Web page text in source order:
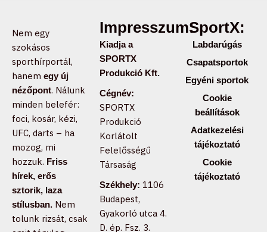
Nem egy
szokásos
sporthírportál,
hanem egy új
nézőpont. Nálunk
minden belefér:
foci, kosár, kézi,
UFC, darts – ha
mozog, mi
hozzuk. Friss
hírek, erős
sztorik, laza
stílusban. Nem
tolunk rizsát, csak
Impresszum:
Kiadja a
SPORTX
Produkció Kft.
Cégnév:
SPORTX
Produkció
Korlátolt
Felelősségű
Társaság
Székhely: 1106
Budapest,
Gyakorló utca 4.
D. ép. Fsz. 3.
SportX:
Labdarúgás
Csapatsportok
Egyéni sportok
Cookie
beállítások
Adatkezelési
tájékoztató
Cookie
tájékoztató